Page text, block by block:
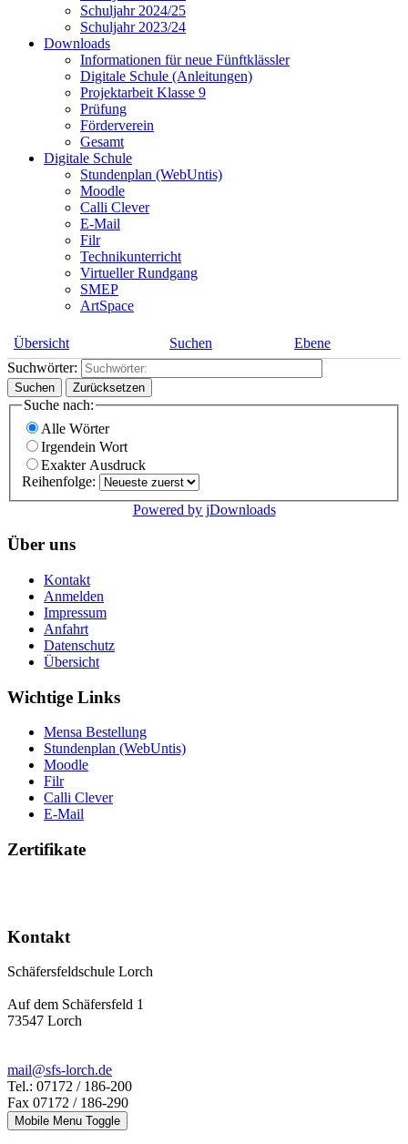
Schuljahr 2024/25
Schuljahr 2023/24
Downloads
Informationen für neue Fünftklässler
Digitale Schule (Anleitungen)
Projektarbeit Klasse 9
Prüfung
Förderverein
Gesamt
Digitale Schule
Stundenplan (WebUntis)
Moodle
Calli Clever
E-Mail
Filr
Technikunterricht
Virtueller Rundgang
SMEP
ArtSpace
Übersicht Suchen
Ebene
Suchwörter:
Suchen Zurücksetzen
Suche nach:
Alle Wörter
Irgendein Wort
Exakter Ausdruck
Reihenfolge:
Powered by jDownloads
Über uns
Kontakt
Anmelden
Impressum
Anfahrt
Datenschutz
Übersicht
Wichtige Links
Mensa Bestellung
Stundenplan (WebUntis)
Moodle
Filr
Calli Clever
E-Mail
Zertifikate
Kontakt
Schäfersfeldschule Lorch
Auf dem Schäfersfeld 1
73547 Lorch
mail@sfs-lorch.de
Tel.: 07172 / 186-200
Fax 07172 / 186-290
Mobile Menu Toggle